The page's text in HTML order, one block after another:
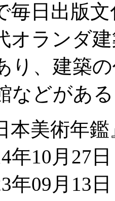
毎日出版
オランダ
り、建築
などがあ
美術年鑑
年10月27日
年09月13